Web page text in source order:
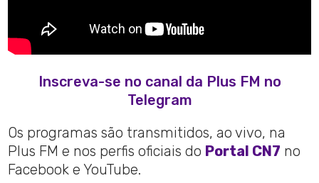
Inscreva-se no canal da Plus FM no
Telegram
Os programas são transmitidos, ao vivo, na
Plus FM e nos perfis oficiais do Portal CN7 no
Facebook e YouTube.